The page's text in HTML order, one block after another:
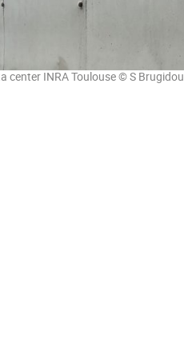
center INRA Toulouse © S Brugidou